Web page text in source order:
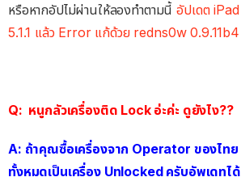
หรือหากอัปไม่ผ่านให้ลองทำตามนี้อัปเดต
5.1.1 แล้ว Error แก้ด้วย redns0w 0.9.11b4
Q: หนูกลัวเครื่องติด Lock อ่ะค่ะ ดูยังไง??
A: ถ้าคุณซื้อเครื่องจาก Operator ของไท
ทั้งหมดเป็นเครื่อง Unlocked ครับอัพเดทได้